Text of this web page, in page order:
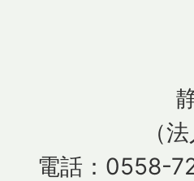
（
電話：0558-